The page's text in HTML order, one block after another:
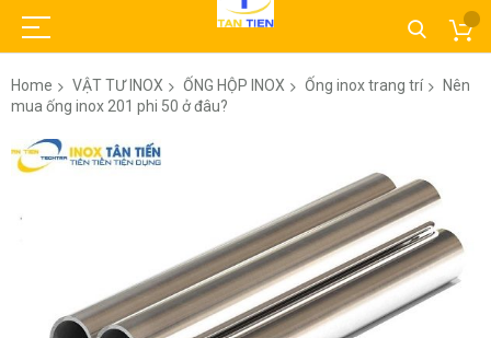
Home VẬT TƯ INOX ỐNG HỘP INOX Ống inox trang trí
Nên
mua ống inox 201 phi 50 ở đâu?
Skip
to
of